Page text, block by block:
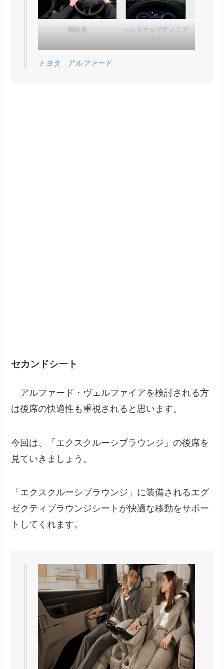
運転席
ヘッドアップディスプ
レイ
トヨタ アルファード
セカンドシート
アルファード・ヴェルファイアを検討される方
は後席の快適性も重視されると思います。
今回は、「エクスクルーシブラウンジ」の後席を
見ていきましょう。
「エクスクルーシブラウンジ」に装備されるエグ
ゼクティブラウンジシートが快適な移動をサポー
トしてくれます。